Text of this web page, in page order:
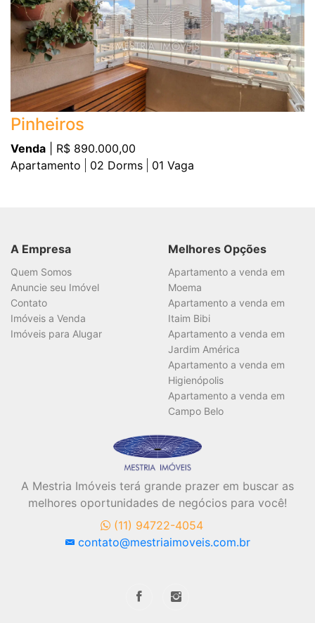
Pinheiros
Venda | R$ 890.000,00
Apartamento
02 Dorms 01 Vaga
A Empresa
Quem Somos
Anuncie seu Imóvel
Contato
Imóveis a Venda
Imóveis para Alugar
Melhores Opções
Apartamento a venda em
Moema
Apartamento a venda em
Itaim Bibi
Apartamento a venda em
Jardim América
Apartamento a venda em
Higienópolis
Apartamento a venda em
Campo Belo
A Mestria Imóveis terá grande prazer em buscar as
melhores oportunidades de negócios para você!
(11) 94722-4054
contato@mestriaimoveis.com.br